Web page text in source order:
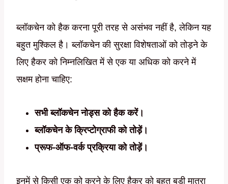
ब्लॉकचेन को हैक करना पूरी तरह से असंभव नहीं है, लेकिन यह
बहुत मुश्किल है। ब्लॉकचेन की सुरक्षा विशेषताओं को तोड़ने के
लिए हैकर को निम्नलिखित में से एक या अधिक को करने में
सक्षम होना चाहिए:
सभी ब्लॉकचेन नोड्स को हैक करें।
ब्लॉकचेन के क्रिप्टोग्राफी को तोड़ें।
प्रूफ-ऑफ-वर्क प्रक्रिया को तोड़ें।
इनमें से किसी एक को करने के लिए हैकर को बहुत बड़ी मात्रा